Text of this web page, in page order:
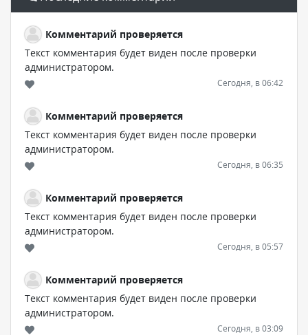
Комментарий проверяется
Текст комментария будет виден после проверки
администратором.
Сегодня, в 06:42
Комментарий проверяется
Текст комментария будет виден после проверки
администратором.
Сегодня, в 06:35
Комментарий проверяется
Текст комментария будет виден после проверки
администратором.
Сегодня, в 05:57
Комментарий проверяется
Текст комментария будет виден после проверки
администратором.
Сегодня, в 03:09